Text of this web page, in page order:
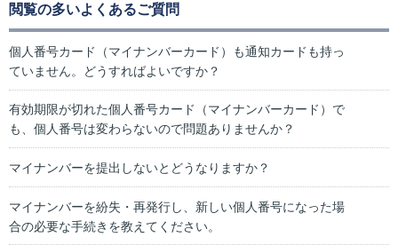
閲覧の多いよくあるご質問
個人番号カード（マイナンバーカード）も通知カードも持っ
ていません。どうすればよいですか？
有効期限が切れた個人番号カード（マイナンバーカード）で
も、個人番号は変わらないので問題ありませんか？
マイナンバーを提出しないとどうなりますか？
マイナンバーを紛失・再発行し、新しい個人番号になった場
合の必要な手続きを教えてください。